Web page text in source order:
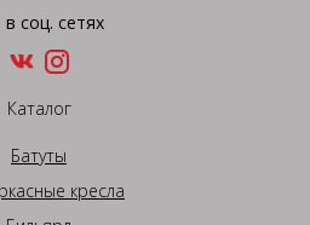
соц. сетях
Каталог
Батуты
кресла